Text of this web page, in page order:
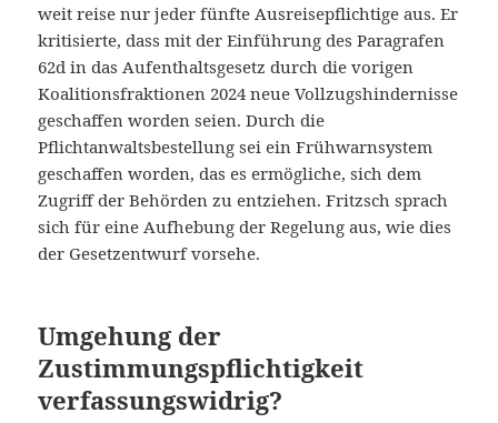
weit reise nur jeder fünfte Ausreisepflichtige aus. Er
kritisierte, dass mit der Einführung des Paragrafen
62d in das Aufenthaltsgesetz durch die vorigen
Koalitionsfraktionen 2024 neue Vollzugshindernisse
geschaffen worden seien. Durch die
Pflichtanwaltsbestellung sei ein Frühwarnsystem
geschaffen worden, das es ermögliche, sich dem
Zugriff der Behörden zu entziehen. Fritzsch sprach
sich für eine Aufhebung der Regelung aus, wie dies
der Gesetzentwurf vorsehe.
Umgehung der
Zustimmungspflichtigkeit
verfassungswidrig?